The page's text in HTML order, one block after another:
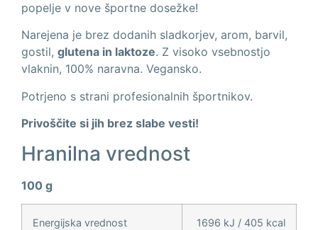
popelje v nove športne dosežke!
Narejena je brez dodanih sladkorjev, arom, barvil,
gostil, glutena in laktoze. Z visoko vsebnostjo
vlaknin, 100% naravna. Vegansko.
Potrjeno s strani profesionalnih športnikov.
Privoščite si jih brez slabe vesti!
Hranilna vrednost
100 g
Energijska vrednost 1696 kJ / 405 kcal